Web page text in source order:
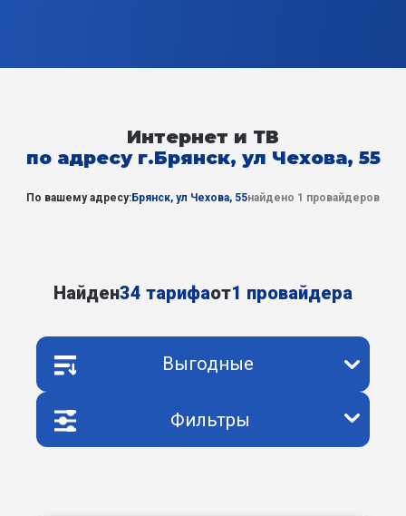
Интернет и ТВ
по адресу г.Брянск, ул Чехова, 55
По вашему адресу: Брянск, ул Чехова, 55найдено 1 провайдеров
Найден34 тарифаот1 провайдера
Выгодные
Фильтры